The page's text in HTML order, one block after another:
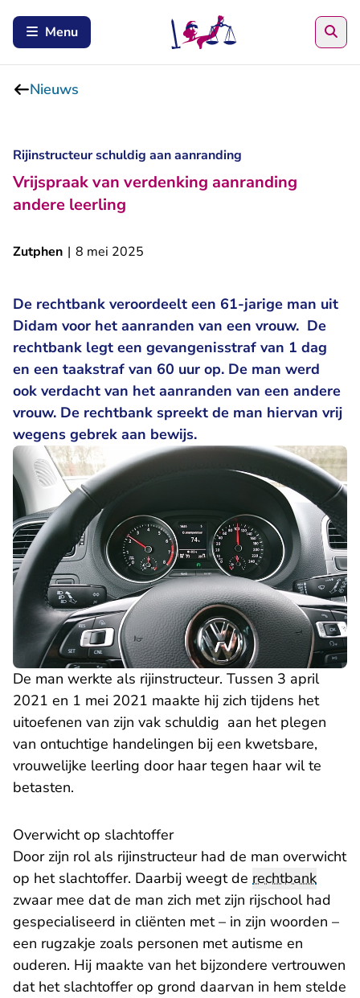
Menu
Nieuws
Rijinstructeur schuldig aan aanranding
Vrijspraak van verdenking aanranding
andere leerling
Zutphen | 8 mei 2025
De rechtbank veroordeelt een 61-jarige man uit
Didam voor het aanranden van een vrouw. De
rechtbank legt een gevangenisstraf van 1 dag
en een taakstraf van 60 uur op. De man werd
ook verdacht van het aanranden van een andere
vrouw. De rechtbank spreekt de man hiervan vrij
wegens gebrek aan bewijs.
De man werkte als rijinstructeur. Tussen 3 april
2021 en 1 mei 2021 maakte hij zich tijdens het
uitoefenen van zijn vak schuldig aan het plegen
van ontuchtige handelingen bij een kwetsbare,
vrouwelijke leerling door haar tegen haar wil te
betasten.
Overwicht op slachtoffer
Door zijn rol als rijinstructeur had de man overwicht
op het slachtoffer. Daarbij weegt de rechtbank
zwaar mee dat de man zich met zijn rijschool had
gespecialiseerd in cliënten met – in zijn woorden –
een rugzakje zoals personen met autisme en
ouderen. Hij maakte van het bijzondere vertrouwen
dat het slachtoffer op grond daarvan in hem stelde